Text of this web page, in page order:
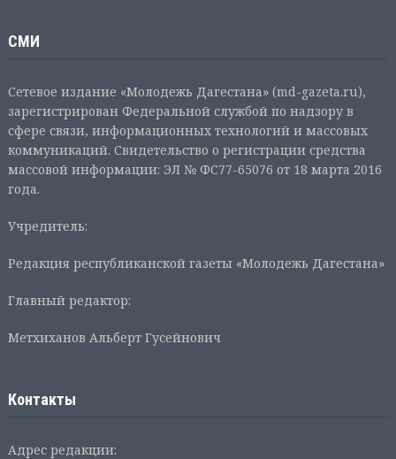
СМИ
Сетевое издание «Молодежь Дагестана» (md-gazeta.ru),
зарегистрирован Федеральной службой по надзору в
сфере связи, информационных технологий и массовых
коммуникаций. Свидетельство о регистрации средства
массовой информации: ЭЛ № ФС77-65076 от 18 марта 2016
года.
Учредитель:
Редакция республиканской газеты «Молодежь Дагестана»
Главный редактор:
Метхиханов Альберт Гусейнович
Контакты
Адрес редакции: